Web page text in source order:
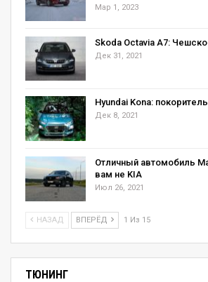
Мар 1, 2023
Skoda Octavia А7:
Дек 31, 2021
Hyundai Kona:
Дек 8, 2021
Отличный автомобиль
вам не KIA
Июл 26, 2021
НАЗАД ВПЕРЁД 1 Из 15
ТЮНИНГ